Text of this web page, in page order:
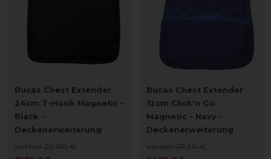
Bucas Chest Extender
24cm T-Hook Magnetic -
Black -
Deckenerweiterung
vorher 22,00 €
Bucas Chest Extender
12cm Click'n Go
Magnetic - Navy -
Deckenerweiterung
vorher 27,50 €